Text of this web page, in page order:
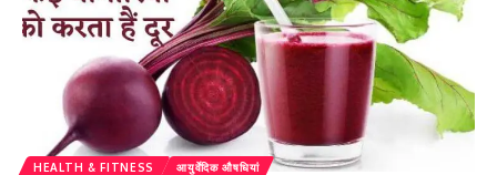
HEALTH & FITNESS आयुर्वेदिक औषधियां